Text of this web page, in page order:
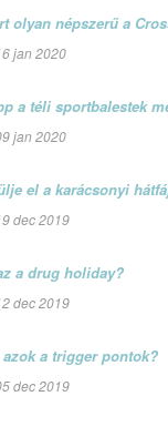
olyan népszerű a
jan 2020
a téli sportbalestek
jan 2020
el a karácsonyi
dec 2019
a drug holiday?
dec 2019
a trigger pontok?
dec 2019